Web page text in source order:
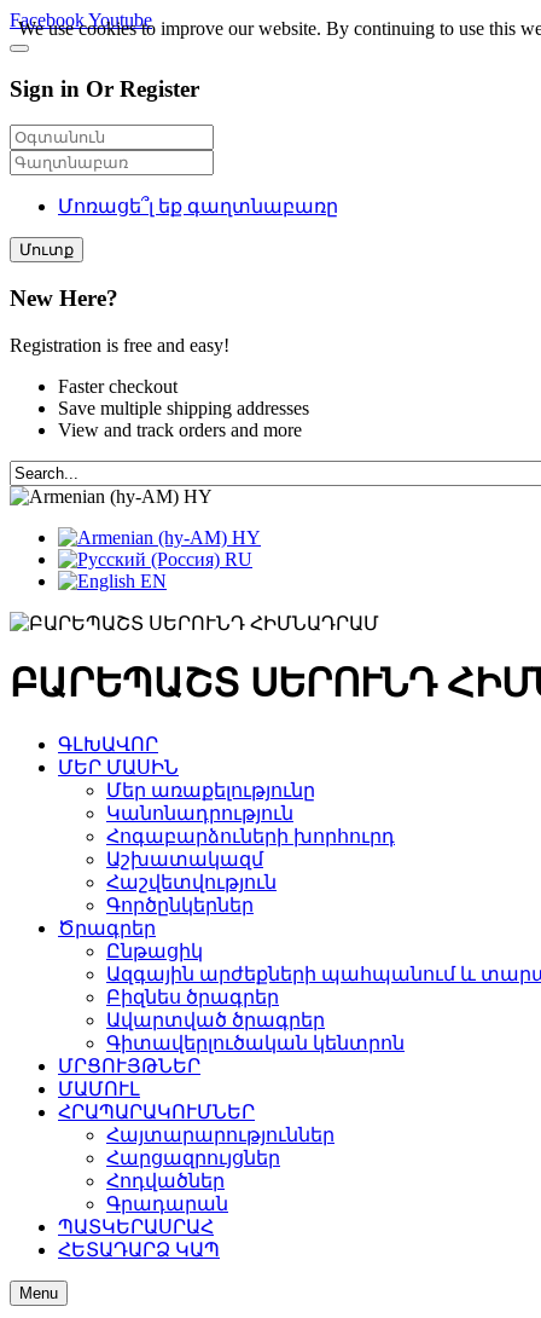
FacebookYoutube
Sign in Or Register
Մոռացե՞լ եք գաղտնաբառը
Մուտք
New Here?
Registration is free and easy!
Faster checkout
Save multiple shipping addresses
View and track orders and more
HY
HY
RU
EN
ԲԱՐԵՊԱՇՏ ՍԵՐՈՒՆԴ
ԳԼԽԱՎՈՐ
ՄԵՐ ՄԱՍԻՆ
Մեր առաքելությունը
Կանոնադրություն
Հոգաբարձուների խորհուրդ
Աշխատակազմ
Հաշվետվություն
Գործընկերներ
Ծրագրեր
Ընթացիկ
Ազգային արժեքների պահպանում և
Բիզնես ծրագրեր
Ավարտված ծրագրեր
Գիտավերլուծական կենտրոն
ՄՐՑՈՒՅԹՆԵՐ
ՄԱՄՈՒԼ
ՀՐԱՊԱՐԱԿՈՒՄՆԵՐ
Հայտարարություններ
Հարցազրույցներ
Հոդվածներ
Գրադարան
ՊԱՏԿԵՐԱՍՐԱՀ
ՀԵՏԱԴԱՐՁ ԿԱՊ
Menu
We use cookies to improve our website. By continuing to use this